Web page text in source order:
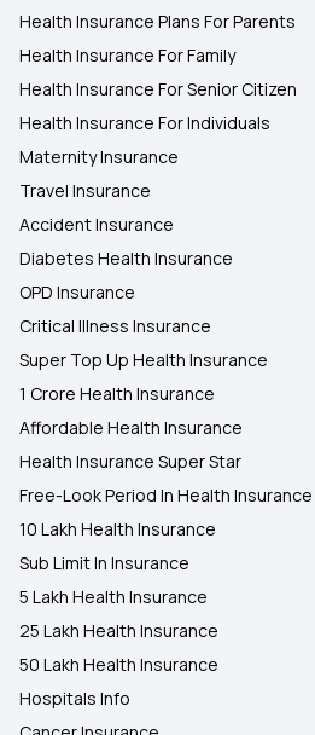
Health Insurance Plans For Parents
Health Insurance For Family
Health Insurance For Senior Citizen
Health Insurance For Individuals
Maternity Insurance
Travel Insurance
Accident Insurance
Diabetes Health Insurance
OPD Insurance
Critical Illness Insurance
Super Top Up Health Insurance
1 Crore Health Insurance
Affordable Health Insurance
Health Insurance Super Star
Free-Look Period In Health Insurance
10 Lakh Health Insurance
Sub Limit In Insurance
5 Lakh Health Insurance
25 Lakh Health Insurance
50 Lakh Health Insurance
Hospitals Info